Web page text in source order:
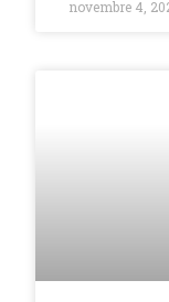
novembre 4,